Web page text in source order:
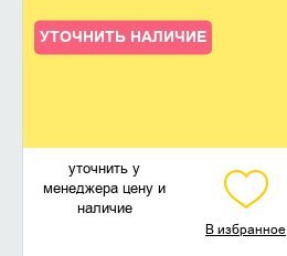
УТОЧНИТЬ НАЛИЧИЕ
уточнить у
менеджера цену и
наличие
В избранное